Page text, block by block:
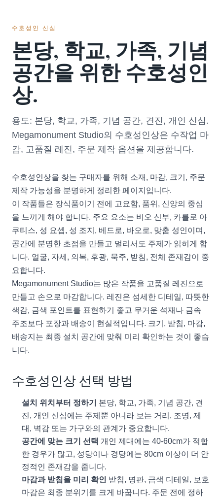
수호성인 신심
본당, 학교, 가족, 기념
공간을 위한 수호성인
상.
용도: 본당, 학교, 가족, 기념 공간, 견진, 개인 신심.
Megamonument Studio의 수호성인상은 수작업 마
감, 고품질 레진, 주문 제작 옵션을 제공합니다.
수호성인상을 찾는 구매자를 위해 소재, 마감, 크기, 주문
제작 가능성을 분명하게 정리한 페이지입니다.
이 작품들은 장식품이기 전에 고요함, 품위, 신앙의 중심
을 느끼게 해야 합니다. 주요 요소는 비오 신부, 카를로 아
쿠티스, 성 요셉, 성 조지, 베드로, 바오로, 맞춤 성인이며,
공간에 분명한 초점을 만들고 멀리서도 주제가 읽히게 합
니다. 얼굴, 자세, 의복, 후광, 묵주, 받침, 전체 존재감이 중
요합니다.
Megamonument Studio는 많은 작품을 고품질 레진으로
만들고 손으로 마감합니다. 레진은 섬세한 디테일, 따뜻한
색감, 금색 포인트를 표현하기 좋고 무거운 석재나 금속
주조보다 포장과 배송이 현실적입니다. 크기, 받침, 마감,
배송지는 최종 설치 공간에 맞춰 미리 확인하는 것이 좋습
니다.
수호성인상 선택 방법
설치 위치부터 정하기
본당, 학교, 가족, 기념 공간, 견
진, 개인 신심에는 주제뿐 아니라 보는 거리, 조명, 제
대, 벽감 또는 가구와의 관계가 중요합니다.
공간에 맞는 크기 선택 개인 제대에는 40-60cm가 적합
한 경우가 많고, 성당이나 경당에는 80cm 이상이 더 안
정적인 존재감을 줍니다.
마감과 받침을 미리 확인 받침, 명판, 금색 디테일, 보호
마감은 최종 분위기를 크게 바꿉니다. 주문 전에 정하